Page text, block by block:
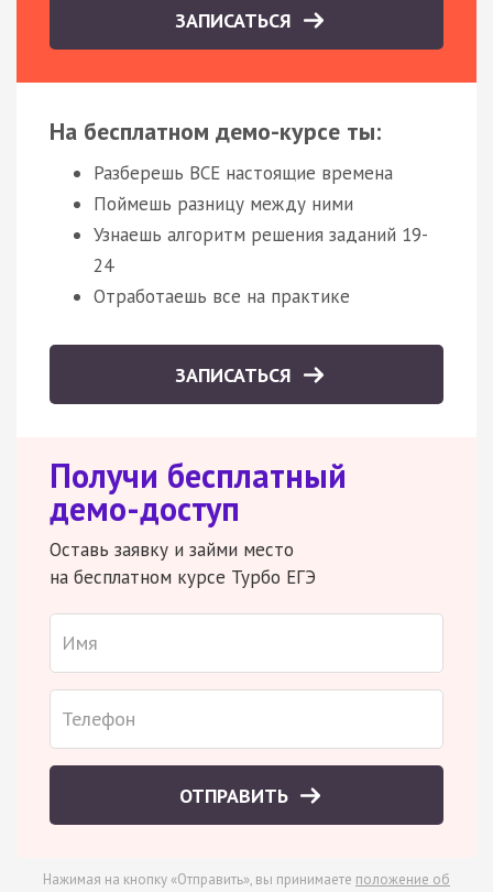
ЗАПИСАТЬСЯ
На бесплатном демо-курсе ты:
Разберешь ВСЕ настоящие времена
Поймешь разницу между ними
Узнаешь алгоритм решения заданий 19-
24
Отработаешь все на практике
ЗАПИСАТЬСЯ
Получи бесплатный
демо-доступ
Оставь заявку и займи место
на бесплатном курсе Турбо ЕГЭ
ОТПРАВИТЬ
Нажимая на кнопку «Отправить», вы принимаете положение об